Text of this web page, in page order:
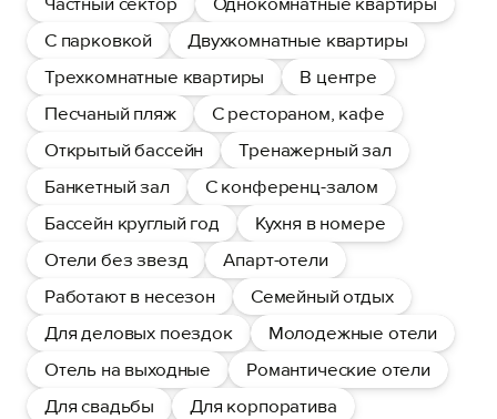
С парковкой
Двухкомнатные квартиры
Трехкомнатные квартиры
В центре
Песчаный пляж
С рестораном, кафе
Открытый бассейн
Тренажерный зал
Банкетный зал
С конференц-залом
Бассейн круглый год
Кухня в номере
Отели без звезд
Апарт-отели
Работают в несезон
Семейный отдых
Для деловых поездок
Молодежные отели
Отель на выходные
Романтические отели
Для свадьбы
Для корпоратива